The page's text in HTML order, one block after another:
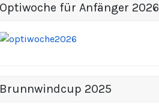
Optiwoche für Anfänger 2026
Brunnwindcup 2025